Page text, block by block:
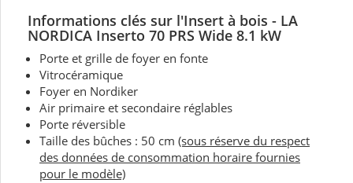
Informations clés sur l'Insert à bois - LA
NORDICA Inserto 70 PRS Wide 8.1 kW
Porte et grille de foyer en fonte
Vitrocéramique
Foyer en Nordiker
Air primaire et secondaire réglables
Porte réversible
Taille des bûches : 50 cm (sous réserve du respect
des données de consommation horaire fournies
pour le modèle)